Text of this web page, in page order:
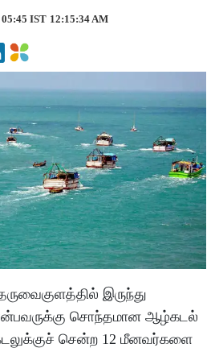
05:45 IST 12:15:34 AM
இருந்து
சொந்தமான ஆழ்கடல்
சென்ற 12 மீனவர்களை